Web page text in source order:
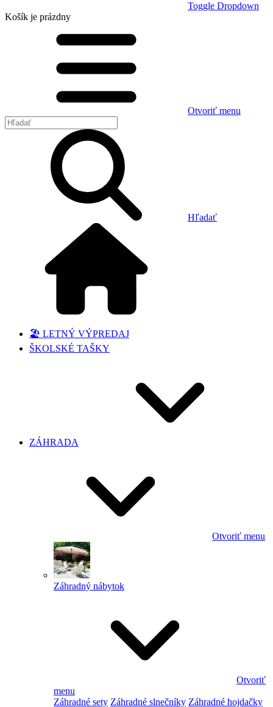
Toggle Dropdown
Košík je prázdny
Otvoriť menu
Hľadať
🏖️ LETNÝ VÝPREDAJ
ŠKOLSKÉ TAŠKY
ZÁHRADA
Otvoriť menu
Záhradný nábytok
Otvoriť
menu
Záhradné sety Záhradné slnečníky Záhradné hojdačky